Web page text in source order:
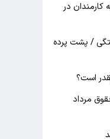
در
/ پشت پرده
مرداد